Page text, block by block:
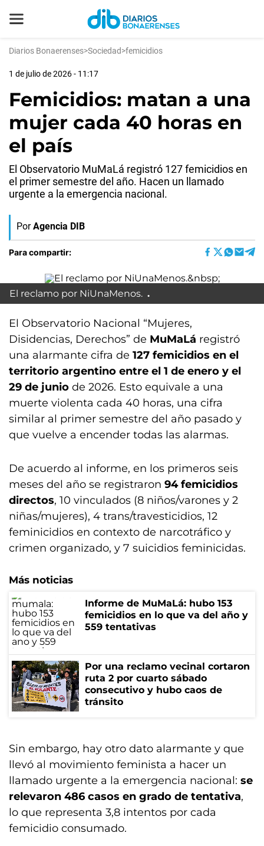
Diarios Bonaerenses>Sociedad>femicidios
1 de julio de 2026 - 11:17
Femicidios: matan a una
mujer cada 40 horas en
el país
El Observatorio MuMaLá registró 127 femicidios en
el primer semestre del año. Hacen un llamado
urgente a la emergencia nacional.
Por Agencia DIB
Para compartir:
El reclamo por NiUnaMenos.
El Observatorio Nacional “Mujeres,
Disidencias, Derechos” de MuMaLá registró
una alarmante cifra de 127 femicidios en el
territorio argentino entre el 1 de enero y el
29 de junio de 2026. Esto equivale a una
muerte violenta cada 40 horas, una cifra
similar al primer semestre del año pasado y
que vuelve a encender todas las alarmas.
De acuerdo al informe, en los primeros seis
meses del año se registraron 94 femicidios
directos, 10 vinculados (8 niños/varones y 2
niñas/mujeres), 4 trans/travesticidios, 12
feminicidios en contexto de narcotráfico y
crimen organizado, y 7 suicidios feminicidas.
Más noticias
Informe de MuMaLá: hubo 153
femicidios en lo que va del año y
559 tentativas
Por una reclamo vecinal cortaron
ruta 2 por cuarto sábado
consecutivo y hubo caos de
tránsito
Sin embargo, hay otro dato alarmante y que
llevó al movimiento feminista a hacer un
llamado urgente a la emergencia nacional: se
relevaron 486 casos en grado de tentativa,
lo que representa 3,8 intentos por cada
femicidio consumado.